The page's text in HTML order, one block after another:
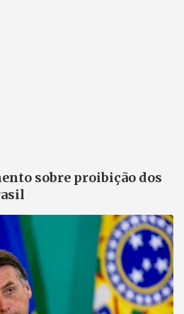
sobre proibição dos